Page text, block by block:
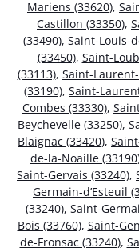
Mariens (33620),
Castillon (33350),
(33490), Saint-Louis-
(33450), Saint-
(33113), Saint-
(33190), Saint-
Combes (33330),
Beychevelle (33250),
Blaignac (33420),
de-la-Noaille
Saint-Gervais (33240),
Germain-d’Esteuil
(33240), Saint-
Bois (33760), Saint-
de-Fronsac (33240),